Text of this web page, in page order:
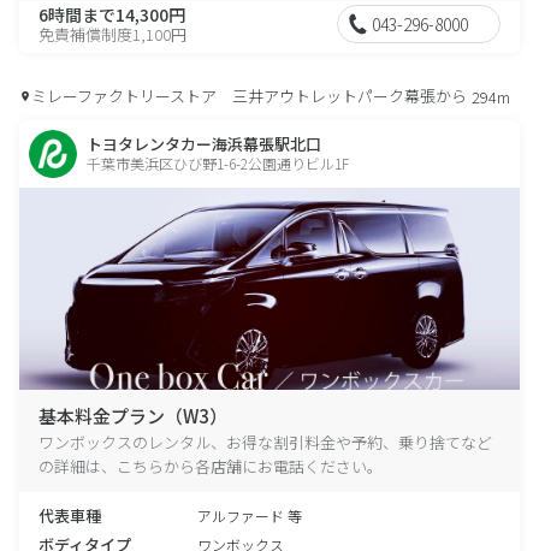
6時間まで14,300円
免責補償制度1,100円 043-296-8000
ミレーファクトリーストア 三井アウトレットパーク幕張から 294m
トヨタレンタカー海浜幕張駅北口
千葉市美浜区ひび野1-6-2公園通りビル1F
基本料金プラン（W3）
ワンボックスのレンタル、お得な割引料金や予約、乗り捨てなど
の詳細は、こちらから各店舗にお電話ください。
代表車種 アルファード 等
ボディタイプ ワンボックス